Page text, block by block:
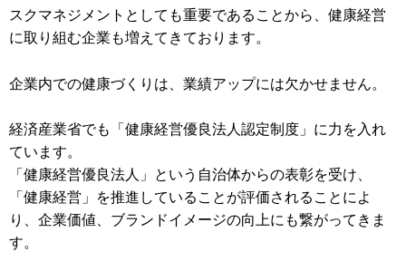
スクマネジメントとしても重要であることから、健康経営
に取り組む企業も増えてきております。
企業内での健康づくりは、業績アップには欠かせません。
経済産業省でも「健康経営優良法人認定制度」に力を入れ
ています。
「健康経営優良法人」という自治体からの表彰を受け、
「健康経営」を推進していることが評価されることによ
り、企業価値、ブランドイメージの向上にも繋がってきま
す。